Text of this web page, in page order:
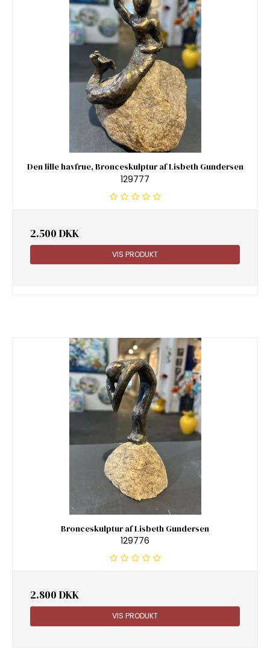
Den lille havfrue, Bronceskulptur af Lisbeth Gundersen
129777
2.500 DKK
VIS PRODUKT
Bronceskulptur af Lisbeth Gundersen
129776
2.800 DKK
VIS PRODUKT